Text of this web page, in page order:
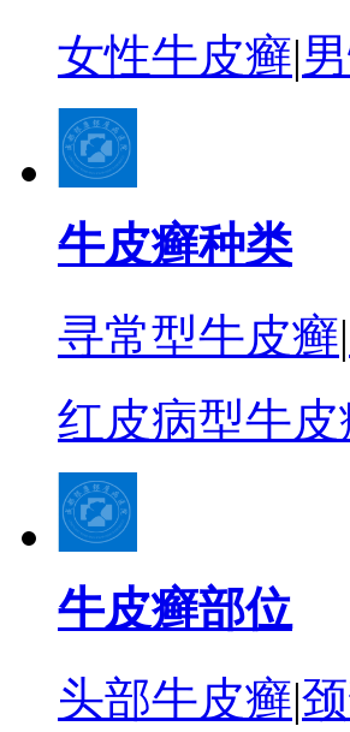
女性牛皮癣|
牛皮癣种类
寻常型牛皮癣|
红皮病型牛皮
牛皮癣部位
头部牛皮癣|